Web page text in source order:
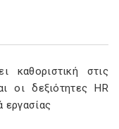
καθοριστική στις
οι δεξιότητες HR
εργασίας